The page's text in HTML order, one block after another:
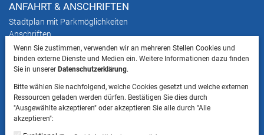
ANFAHRT & ANSCHRIFTEN
Stadtplan mit Parkmöglichkeiten
Anschriften
HINWEIS
ins Landratsamt Landsberg am Lech NICHT
gestattet ist.
Wenn Sie zustimmen, verwenden wir an mehreren Stellen Cookies und
binden externe Dienste und Medien ein. Weitere Informationen dazu finden
Sie in unsererDatenschutzerklärung.
Bitte wählen Sie nachfolgend, welche Cookies gesetzt und welche externen
Ressourcen geladen werden dürfen. Bestätigen Sie dies durch
"Ausgewählte akzeptieren" oder akzeptieren Sie alle durch "Alle
akzeptieren":